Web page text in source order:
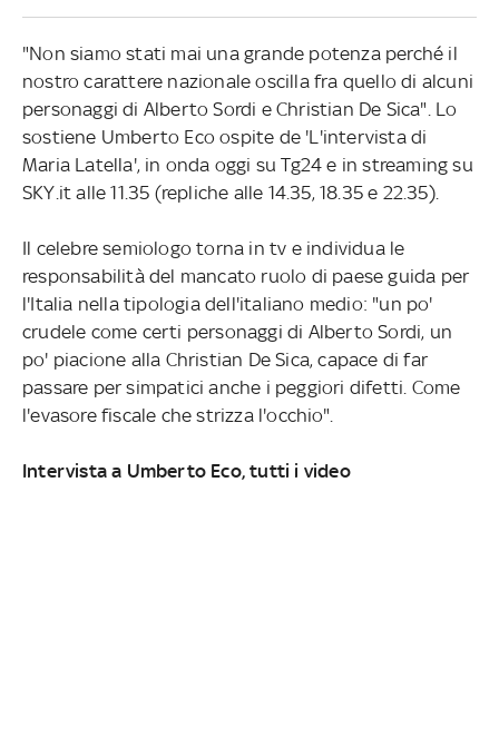
"Non siamo stati mai una grande potenza perché il
nostro carattere nazionale oscilla fra quello di alcuni
personaggi di Alberto Sordi e Christian De Sica". Lo
sostiene Umberto Eco ospite de 'L'intervista di
Maria Latella', in onda oggi su Tg24 e in streaming su
SKY.it alle 11.35 (repliche alle 14.35, 18.35 e 22.35).
Il celebre semiologo torna in tv e individua le
responsabilità del mancato ruolo di paese guida per
l'Italia nella tipologia dell'italiano medio: "un po'
crudele come certi personaggi di Alberto Sordi, un
po' piacione alla Christian De Sica, capace di far
passare per simpatici anche i peggiori difetti. Come
l'evasore fiscale che strizza l'occhio".
Intervista a Umberto Eco, tutti i video